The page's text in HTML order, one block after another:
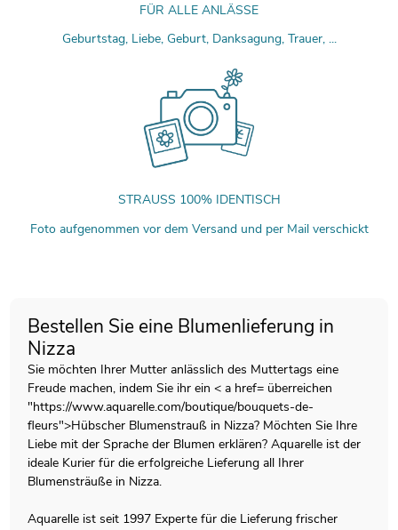
FÜR ALLE ANLÄSSE
Geburtstag, Liebe, Geburt, Danksagung, Trauer, ...
STRAUSS 100% IDENTISCH
Foto aufgenommen vor dem Versand und per Mail verschickt
Bestellen Sie eine Blumenlieferung in
Nizza
Sie möchten Ihrer Mutter anlässlich des Muttertags eine
Freude machen, indem Sie ihr ein < a href= überreichen
"https://www.aquarelle.com/boutique/bouquets-de-
fleurs">Hübscher Blumenstrauß in Nizza? Möchten Sie Ihre
Liebe mit der Sprache der Blumen erklären? Aquarelle ist der
ideale Kurier für die erfolgreiche Lieferung all Ihrer
Blumensträuße in Nizza.
Aquarelle ist seit 1997 Experte für die Lieferung frischer